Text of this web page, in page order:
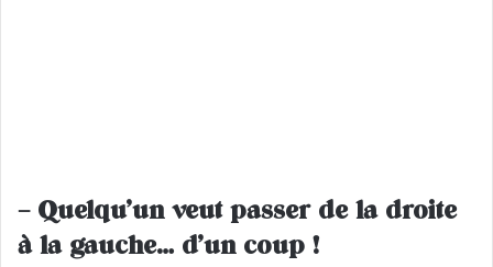
– Quelqu’un veut passer de la droite
à la gauche… d’un coup !